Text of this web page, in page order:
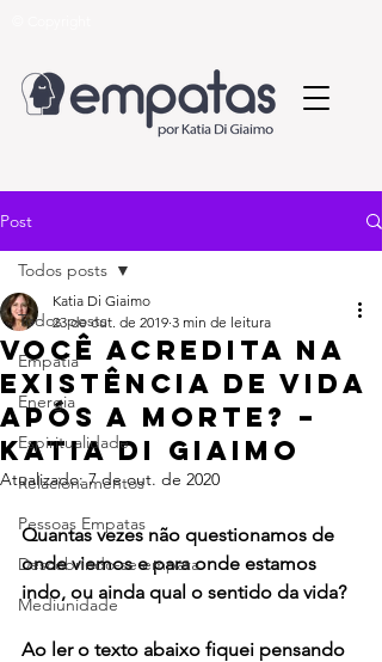
Post
Todos posts
Empatia
Energia
Espiritualidade
Relacionamentos
Pessoas Empatas
Descobrindo-se empata
Mediunidade
Todos posts
Você acredita na
existência de vida
após a morte? –
Katia Di Giaimo
Katia Di Giaimo
23 de out. de 2019 3 min de leitura
Atualizado:7 de out. de 2020
Quantas vezes não questionamos de
onde viemos e para onde estamos
indo, ou ainda qual o sentido da vida?
Ao ler o texto abaixo fiquei pensando